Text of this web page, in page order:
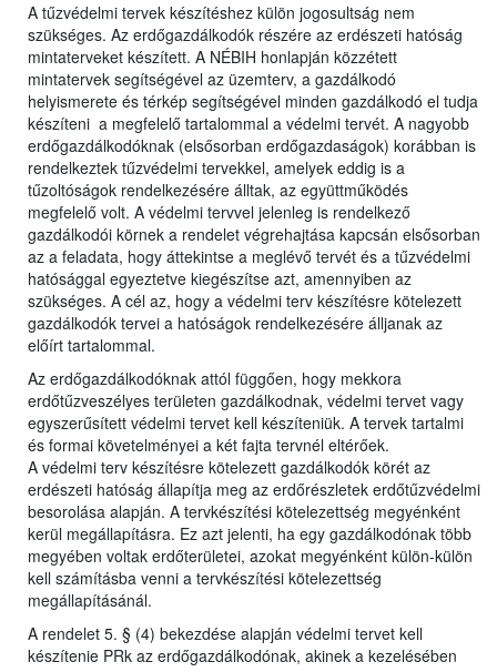
A tűzvédelmi tervek készítéshez külön jogosultság nem
szükséges. Az erdőgazdálkodók részére az erdészeti hatóság
mintaterveket készített. A NÉBIH honlapján közzétett
mintatervek segítségével az üzemterv, a gazdálkodó
helyismerete és térkép segítségével minden gazdálkodó el tudja
készíteni a megfelelő tartalommal a védelmi tervét. A nagyobb
erdőgazdálkodóknak (elsősorban erdőgazdaságok) korábban is
rendelkeztek tűzvédelmi tervekkel, amelyek eddig is a
tűzoltóságok rendelkezésére álltak, az együttműködés
megfelelő volt. A védelmi tervvel jelenleg is rendelkező
gazdálkodói körnek a rendelet végrehajtása kapcsán elsősorban
az a feladata, hogy áttekintse a meglévő tervét és a tűzvédelmi
hatósággal egyeztetve kiegészítse azt, amennyiben az
szükséges. A cél az, hogy a védelmi terv készítésre kötelezett
gazdálkodók tervei a hatóságok rendelkezésére álljanak az
előírt tartalommal.
Az erdőgazdálkodóknak attól függően, hogy mekkora
erdőtűzveszélyes területen gazdálkodnak, védelmi tervet vagy
egyszerűsített védelmi tervet kell készíteniük. A tervek tartalmi
és formai követelményei a két fajta tervnél eltérőek.
A védelmi terv készítésre kötelezett gazdálkodók körét az
erdészeti hatóság állapítja meg az erdőrészletek erdőtűzvédelmi
besorolása alapján. A tervkészítési kötelezettség megyénként
kerül megállapításra. Ez azt jelenti, ha egy gazdálkodónak több
megyében voltak erdőterületei, azokat megyénként külön-külön
kell számításba venni a tervkészítési kötelezettség
megállapításánál.
A rendelet 5. § (4) bekezdése alapján védelmi tervet kell
készítenie PRk az erdőgazdálkodónak, akinek a kezelésében